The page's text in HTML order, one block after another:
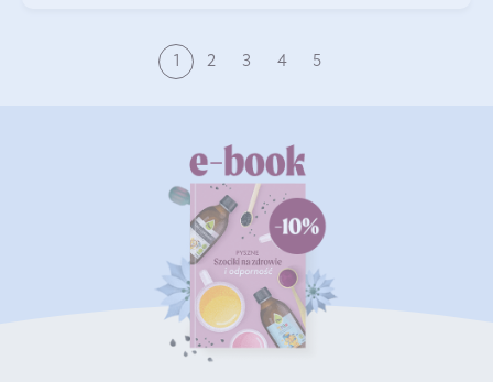
1 2 3 4 5